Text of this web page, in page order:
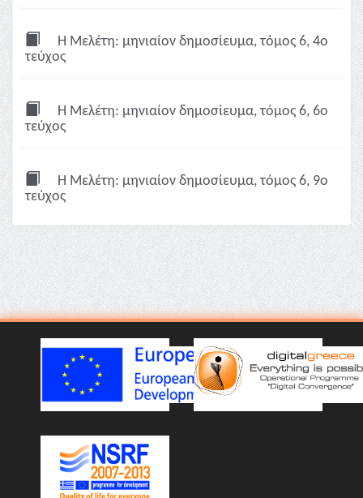
Η Μελέτη: μηνιαίον δημοσίευμα, τόμος 6, 4ο
τεύχος
Η Μελέτη: μηνιαίον δημοσίευμα, τόμος 6, 6ο
τεύχος
Η Μελέτη: μηνιαίον δημοσίευμα, τόμος 6, 9ο
τεύχος